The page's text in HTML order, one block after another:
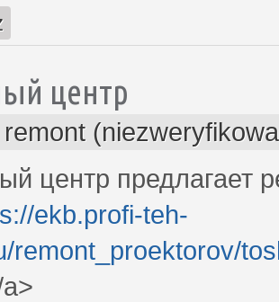
центр
центр предлагает
ekb.profi-teh-
remont_proektorov/